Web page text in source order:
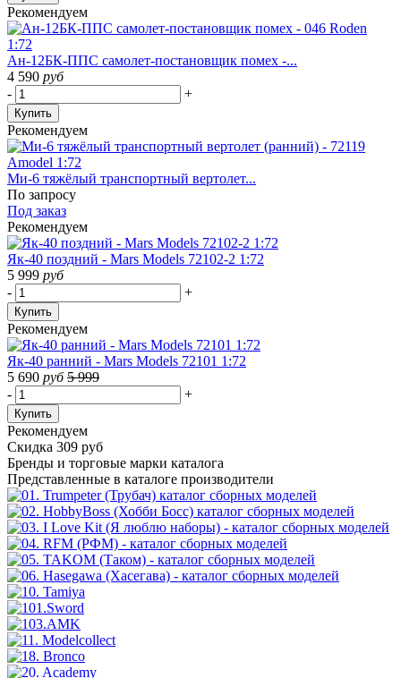
Рекомендуем
Ан-12БК-ППС самолет-постановщик помех -...
4 590 руб
-
+
Купить
Рекомендуем
Ми-6 тяжёлый транспортный вертолет...
По запросу
Под заказ
Рекомендуем
Як-40 поздний - Mars Models 72102-2 1:72
5 999 руб
-
+
Купить
Рекомендуем
Як-40 ранний - Mars Models 72101 1:72
5 690 руб 5 999
-
+
Купить
Рекомендуем
Скидка 309 руб
Бренды и торговые марки каталога
Представленные в каталоге производители